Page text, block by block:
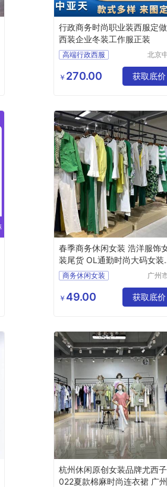
行政商务时尚职业装西服定做
西装企业冬装工作服正装
高端行政西服
行政商务女士职业套装
商务女士职业套装
北京
限公司
￥ 270.00 获取底价
春季商务休闲女装 浩洋服饰
装尾货 OL通勤时尚大码女装
源供应
商务休闲女装
大码女装
广州
限公司
￥ 49.00 获取底价
杭州休闲原创女装品牌尤西
022夏款棉麻时尚连衣裙 广